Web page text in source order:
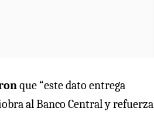
que “este dato entrega
al Banco Central y refuerza